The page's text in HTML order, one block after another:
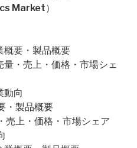
Market）
要・製品概要
・売上・価格・市場シェ
動向
・製品概要
売上・価格・市場シェア